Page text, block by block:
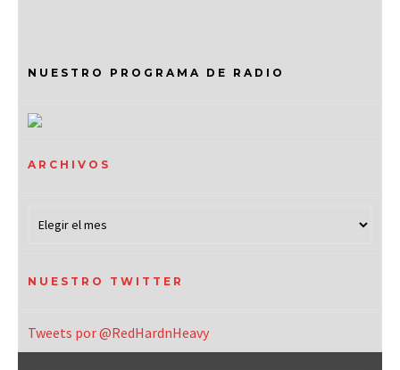
NUESTRO PROGRAMA DE RADIO
ARCHIVOS
NUESTRO TWITTER
Tweets por @RedHardnHeavy